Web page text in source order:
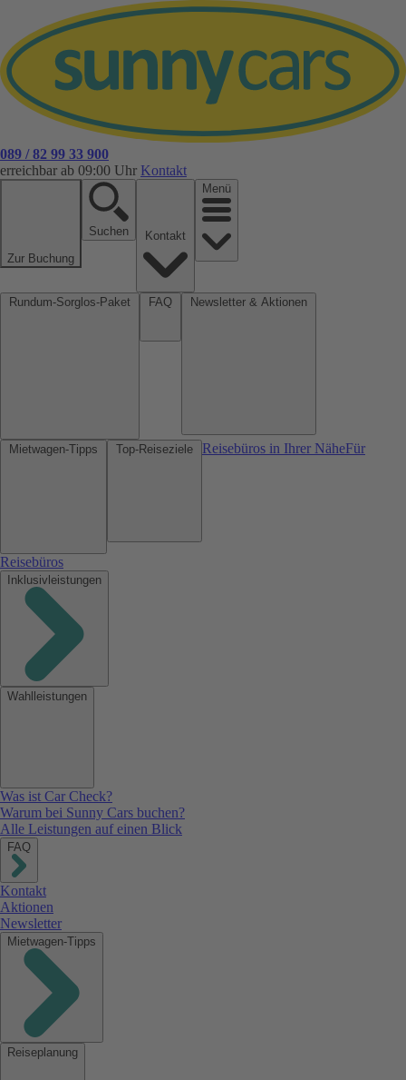
089 / 82 99 33 900
erreichbar ab 09:00 Uhr Kontakt
Zur Buchung
Suchen
Menü
Reisebüros in Ihrer NäheFür
Reisebüros
Inklusivleistungen
Wahlleistungen
Was ist Car Check?
Warum bei Sunny Cars buchen?
Alle Leistungen auf einen Blick
FAQ
Kontakt
Aktionen
Newsletter
Mietwagen-Tipps
Reiseplanung